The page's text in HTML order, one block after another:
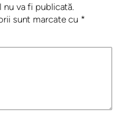
nu va fi publicată.
sunt marcate cu *